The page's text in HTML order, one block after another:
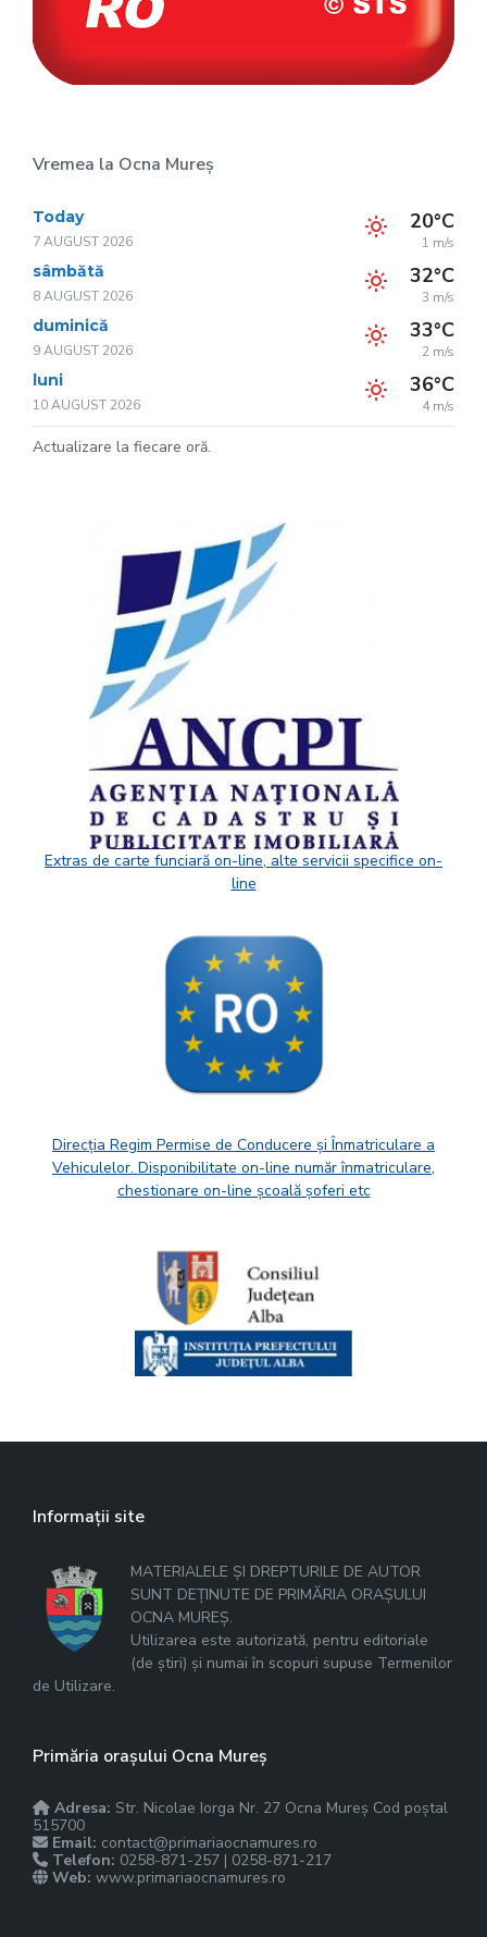
Vremea la Ocna Mureș
Today
7 AUGUST 2026
20°C
1 m/s
sâmbătă
8 AUGUST 2026
32°C
3 m/s
duminică
9 AUGUST 2026
33°C
2 m/s
luni
10 AUGUST 2026
36°C
4 m/s
Actualizare la fiecare oră.
Extras de carte funciară on-line, alte servicii specifice on-
line
Direcția Regim Permise de Conducere și Înmatriculare a
Vehiculelor. Disponibilitate on-line număr înmatriculare,
chestionare on-line școală șoferi etc
Informații site
MATERIALELE ȘI DREPTURILE DE AUTOR
SUNT DEȚINUTE DE PRIMĂRIA ORAȘULUI
OCNA MUREȘ.
Utilizarea este autorizată, pentru editoriale
(de știri) și numai în scopuri supuse Termenilor
de Utilizare.
Primăria orașului Ocna Mureș
Adresa: Str. Nicolae Iorga Nr. 27 Ocna Mureș Cod poștal
515700
Email: contact@primariaocnamures.ro
Telefon: 0258-871-257 | 0258-871-217
Web: www.primariaocnamures.ro